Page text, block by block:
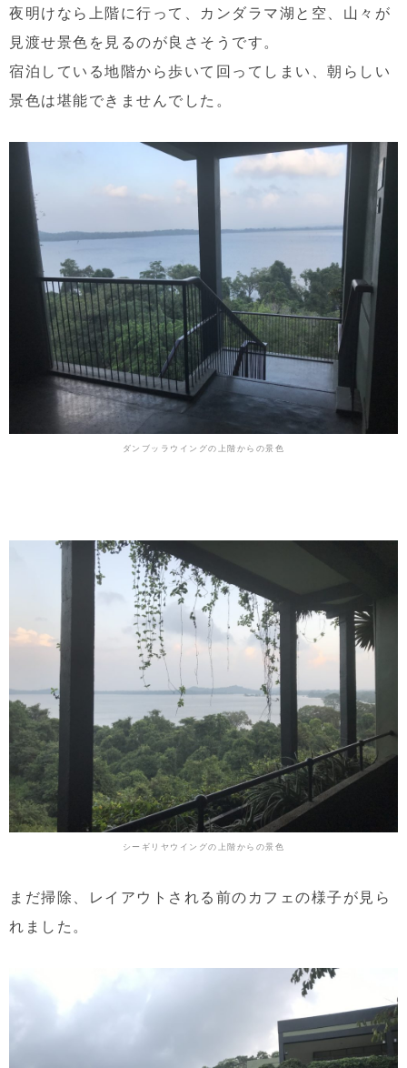
夜明けなら上階に行って、カンダラマ湖と空、山々が
見渡せ景色を見るのが良さそうです。
宿泊している地階から歩いて回ってしまい、朝らしい
景色は堪能できませんでした。
ダンブッラウイングの上階からの景色
シーギリヤウイングの上階からの景色
まだ掃除、レイアウトされる前のカフェの様子が見ら
れました。